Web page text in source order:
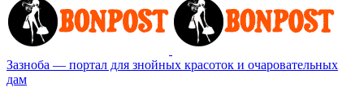
Зазноба — портал для знойных красоток и очаровательных
дам